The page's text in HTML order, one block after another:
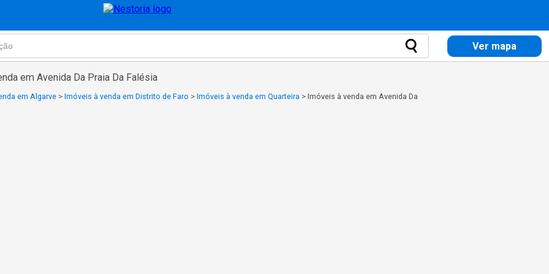
Ver mapa
em Avenida Da Praia Da Falésia
em Algarve > Imóveis à venda em Distrito de Faro > Imóveis à venda em Quarteira > Imóveis à venda em Avenida Da